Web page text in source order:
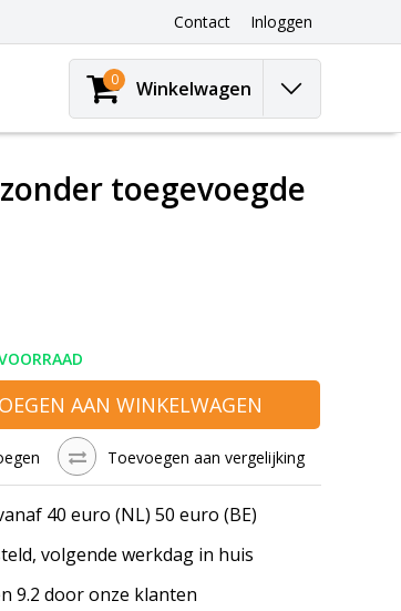
Contact Inloggen
0 Winkelwagen
toegevoegde
AAN WINKELWAGEN
Toevoegen aan vergelijking
40 euro (NL) 50 euro (BE)
volgende werkdag in huis
9.2 door onze klanten